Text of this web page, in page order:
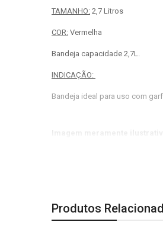
TAMANHO: 2,7 Litros
COR: Vermelha
Bandeja capacidade 2,7L.
INDICAÇÃO:
Bandeja ideal para uso com
Produtos